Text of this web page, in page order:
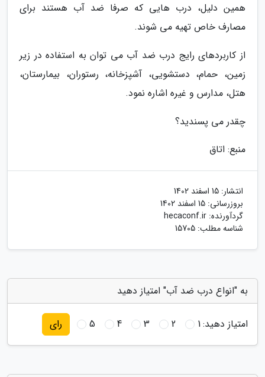
همین دلیل، درب هایی که صرفا ضد آب هستند برای
مصارف خاص تهیه می شوند.
از کاربردهای رایج درب ضد آب می توان به استفاده در زیر
زمین، حمام، دستشویی، آشپزخانه، رستوران، بیمارستان،
هتل، مدارس و غیره اشاره نمود.
چقدر می پسندید؟
منبع: اتاق
انتشار: 15 اسفند 1402
بروزرسانی: 15 اسفند 1402
گردآورنده: hecaconf.ir
شناسه مطلب: 15705
به "انواع درب ضد آب" امتیاز دهید
امتیاز دهید:1
2
3
4
5 رای